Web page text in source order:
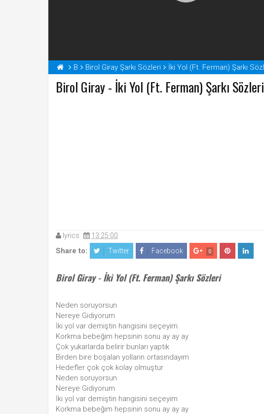
B Birol Giray Şarkı Sözleri İki Yol (Ft. Ferman) Şarkı
Birol Giray - İki Yol (Ft. Ferman) Şarkı
lyrics 13:25:00
Share to: Twitter Facebook 0
Birol Giray - İki Yol (Ft. Ferman) Şarkı Sözleri
Neden soruyorsun
Nereye Gidiyorum
İki yol var demiştin hangisini seçeyim
Korkma bebeğim hepsinin sonu ay ay ay
Çok yukarlarda belirir bunları yaptık
Birden bire boşalan yolların ortasındayım
Hedefler çok çok kolay olmuştur
Neden soruyorsun
Nereye Gidiyorum
İki yol var demiştin hangisini seçeyim
Korkma bebeğim hepsinin sonu ay ay ay